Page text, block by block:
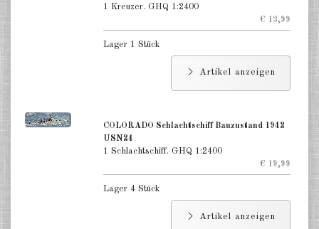
1 Kreuzer. GHQ 1:2400
€ 13,99
Lager 1 Stück
Artikel anzeigen
COLORADO Schlachtschiff Bauzustand 1942
USN24
1 Schlachtschiff. GHQ 1:2400
€ 19,99
Lager 4 Stück
Artikel anzeigen